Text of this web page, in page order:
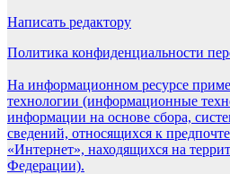
Написать редактору
Политика конфиденциальности
На информационном ресурсе
технологии (информационные
информации на основе сбора,
сведений, относящихся к
«Интернет», находящихся на
Федерации).